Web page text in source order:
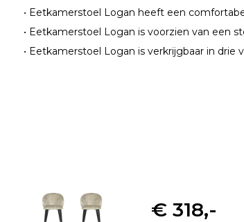
• Eetkamerstoel Logan heeft een
• Eetkamerstoel Logan is voorzien van een
• Eetkamerstoel Logan is verkrijgbaar in drie
€ 318,-